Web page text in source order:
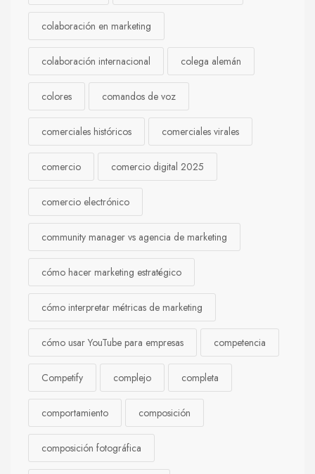
colaboración en marketing
colaboración internacional colega alemán
colores comandos de voz
comerciales históricos comerciales virales
comercio comercio digital 2025
comercio electrónico
community manager vs agencia de marketing
cómo hacer marketing estratégico
cómo interpretar métricas de marketing
cómo usar YouTube para empresas competencia
Competify complejo completa
comportamiento composición
composición fotográfica